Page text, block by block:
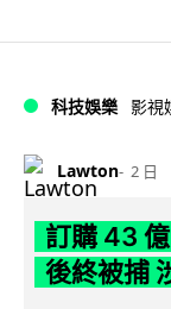
科技娛樂 影視
Lawton 2 日
訂購 43
後終被捕